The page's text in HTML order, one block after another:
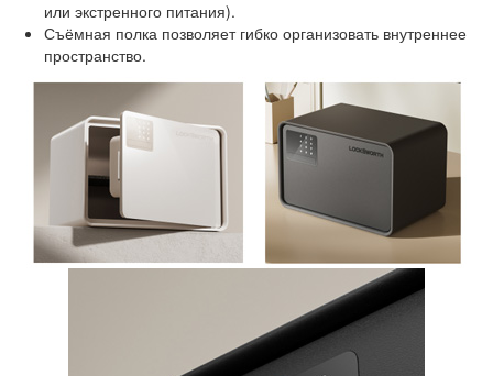
или экстренного питания).
Съёмная полка позволяет гибко организовать внутреннее
пространство.